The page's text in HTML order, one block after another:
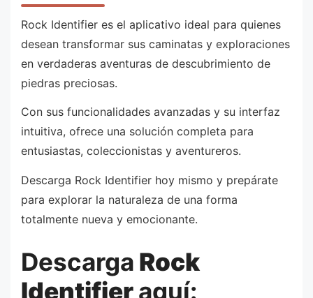
Rock Identifier es el aplicativo ideal para quienes
desean transformar sus caminatas y exploraciones
en verdaderas aventuras de descubrimiento de
piedras preciosas.
Con sus funcionalidades avanzadas y su interfaz
intuitiva, ofrece una solución completa para
entusiastas, coleccionistas y aventureros.
Descarga Rock Identifier hoy mismo y prepárate
para explorar la naturaleza de una forma
totalmente nueva y emocionante.
Descarga Rock
Identifieraquí: